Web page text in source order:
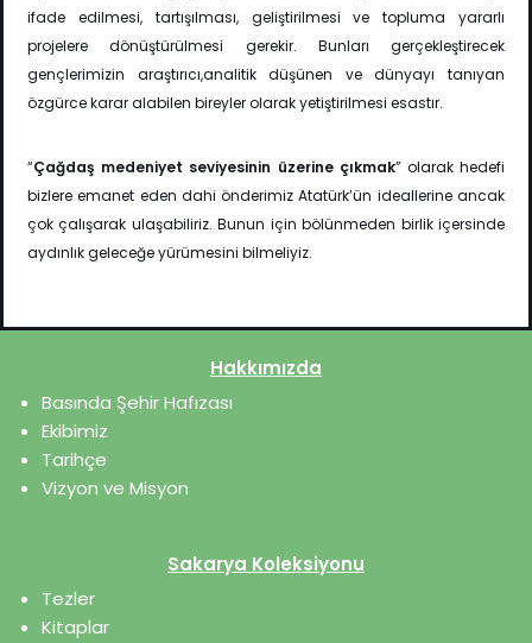
ifade edilmesi, tartışılması, geliştirilmesi vetopluma yararlı
projelere dönüştürülmesi gerekir. Bunları gerçekleştirecek
gençlerimizin araştırıcı,analitik düşünen ve dünyayı tanıyan
özgürce karar alabilen bireyler olarak yetiştirilmesi esastır.
“Çağdaş medeniyet seviyesinin üzerine çıkmak” olarak hedefi
bizlere emanet eden dahi önderimiz Atatürk’ün ideallerine ancak
çok çalışarak ulaşabiliriz. Bunun için bölünmeden birlik içersinde
aydınlık geleceğe yürümesini bilmeliyiz.
Hakkımızda
Basında Şehir Hafızası
Ekibimiz
Tarihçe
Vizyon ve Misyon
Sakarya Koleksiyonu
Tezler
Kitaplar